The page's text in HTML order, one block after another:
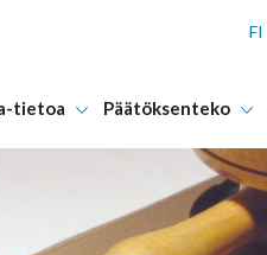
FI
tietoa Päätöksenteko